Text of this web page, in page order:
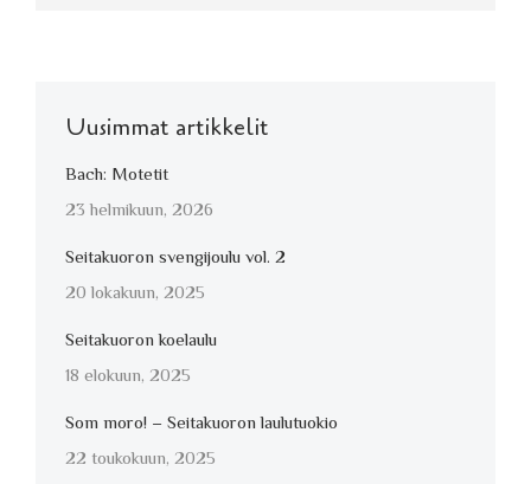
Uusimmat artikkelit
Bach: Motetit
23 helmikuun, 2026
Seitakuoron svengijoulu vol. 2
20 lokakuun, 2025
Seitakuoron koelaulu
18 elokuun, 2025
Som moro! – Seitakuoron laulutuokio
22 toukokuun, 2025